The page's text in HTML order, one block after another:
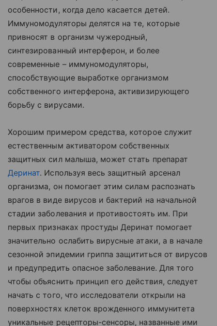
особенности, когда дело касается детей.
Иммуномодуляторы делятся на те, которые
привносят в организм чужеродный,
синтезированный интерферон, и более
современные – иммуномодуляторы,
способствующие выработке организмом
собственного интерферона, активизирующего
борьбу с вирусами.
Хорошим примером средства, которое служит
естественным активатором собственных
защитных сил малыша, может стать препарат
Деринат. Используя весь защитный арсенал
организма, он помогает этим силам распознать
врагов в виде вирусов и бактерий на начальной
стадии заболевания и противостоять им. При
первых признаках простуды Деринат помогает
значительно ослабить вирусные атаки, а в начале
сезонной эпидемии гриппа защититься от вирусов
и предупредить опасное заболевание. Для того
чтобы объяснить принцип его действия, следует
начать с того, что исследователи открыли на
поверхностях клеток врожденного иммунитета
уникальные рецепторы-сенсоры, названные ими